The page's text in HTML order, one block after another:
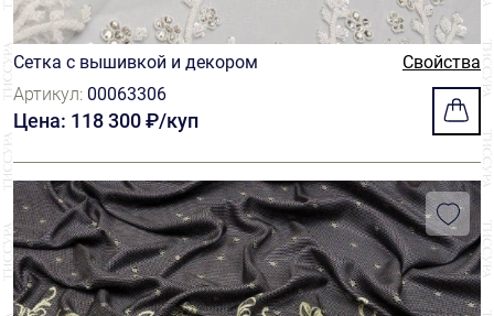
Сетка с вышивкой и декором
Свойства
Артикул: 00063306
Цена: 118 300 ₽/куп